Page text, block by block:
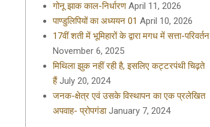
गोनू झाक काल-निर्धारण April 11, 2026
पाण्डुलिपियों का अध्ययन 01 April 10, 2026
17वीं शती में भूमिहारों के द्वारा मगध में सत्ता-परिवर्तन
November 6, 2025
मिथिला झुक नहीं रही है, इसलिए कट्टरपंथी चिढ़ते
हैं July 20, 2024
जनक-क्षेत्र एवं उसके विस्थापन का एक प्रलेखित
अपवाह- प्रोपगंडा January 7, 2024